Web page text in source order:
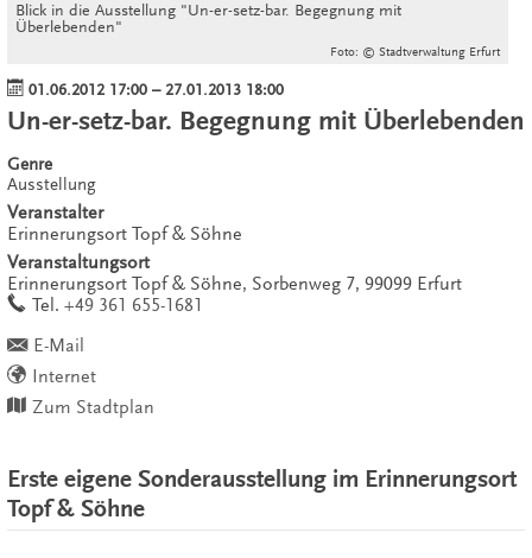
Blick in die Ausstellung "Un-er-setz-bar. Begegnung mit
Überlebenden"
Foto: © Stadtverwaltung Erfurt
01.06.2012 17:00 – 27.01.2013 18:00
Un-er-setz-bar. Begegnung mit Überlebenden
Genre
Ausstellung
Veranstalter
Erinnerungsort Topf & Söhne
Veranstaltungsort
Erinnerungsort Topf & Söhne, Sorbenweg 7, 99099 Erfurt
work
Tel. +49 361 655-1681
E-Mail
Internet
Zum Stadtplan
Erste eigene Sonderausstellung im Erinnerungsort
Topf & Söhne